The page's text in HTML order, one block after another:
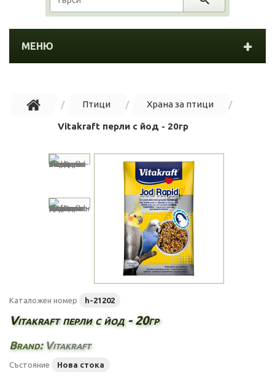
МЕНЮ
Птици Храна за птици
Vitakraft перли с йод - 20гр
Каталожен номер h-21202
Vitakraft перли с йод - 20гр
Brand: Vitakraft
Състояние Нова стока